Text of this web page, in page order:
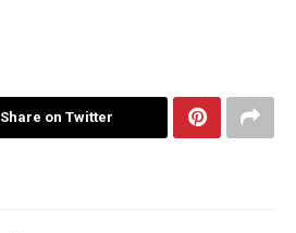
Share on Twitter